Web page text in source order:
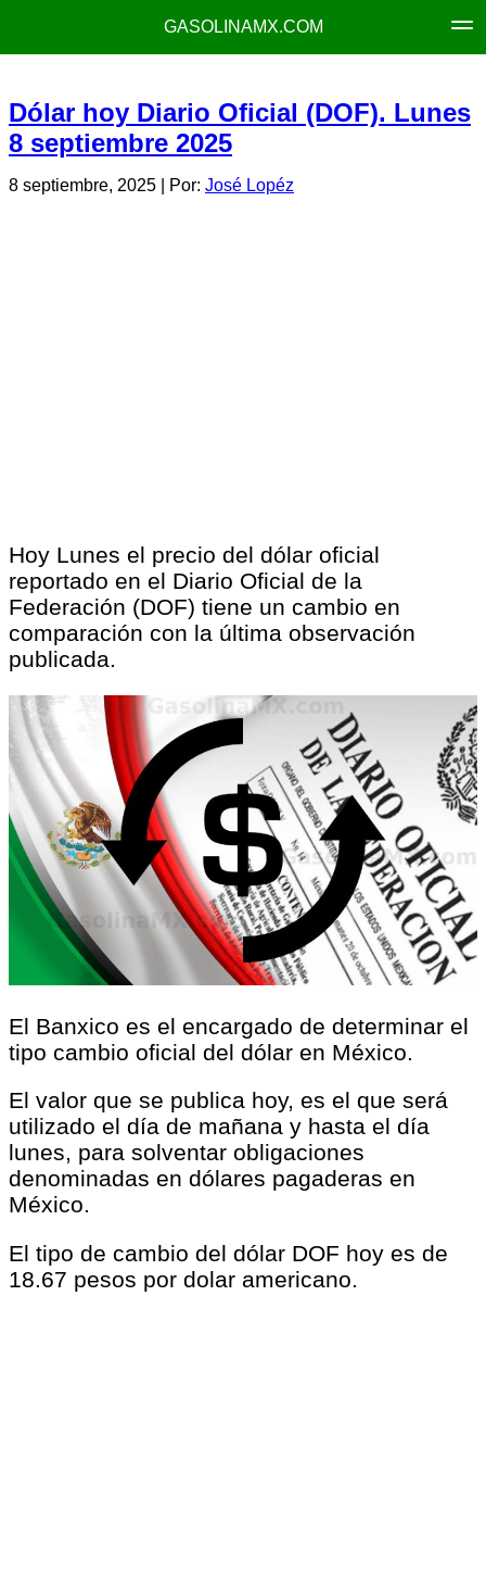
GASOLINAMX.COM
Dólar hoy Diario Oficial (DOF). Lunes
8 septiembre 2025
8 septiembre, 2025 | Por: José Lopéz
Hoy Lunes el precio del dólar oficial
reportado en el Diario Oficial de la
Federación (DOF) tiene un cambio en
comparación con la última observación
publicada.
El Banxico es el encargado de determinar el
tipo cambio oficial del dólar en México.
El valor que se publica hoy, es el que será
utilizado el día de mañana y hasta el día
lunes, para solventar obligaciones
denominadas en dólares pagaderas en
México.
El tipo de cambio del dólar DOF hoy es de
18.67 pesos por dolar americano.